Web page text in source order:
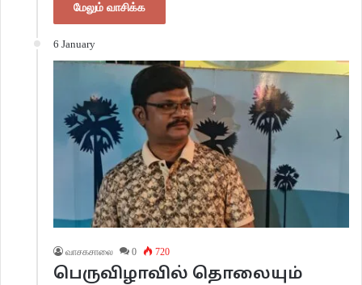
மேலும் வாசிக்க
6 January
வாசகசாலை 0 720
பெருவிழாவில் தொலையும்